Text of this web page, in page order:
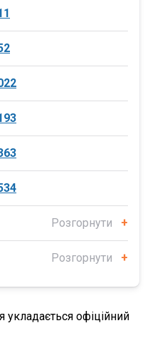
Розгорнути +
Розгорнути +
укладається офіційний